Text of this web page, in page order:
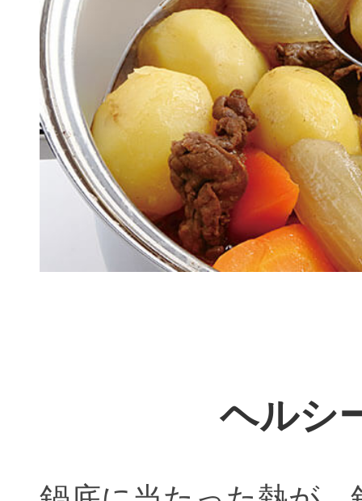
ヘルシ